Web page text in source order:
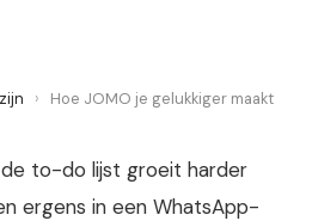
›
Hoe JOMO je gelukkiger maakt
to-do lijst groeit harder
ergens in een WhatsApp-